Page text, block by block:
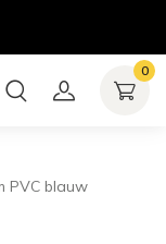
0
PVC blauw